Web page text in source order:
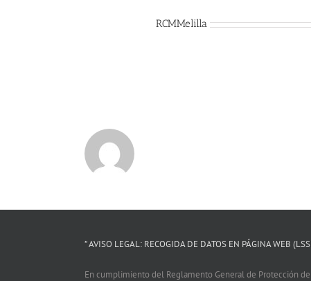
RCMMelilla
” AVISO LEGAL: RECOGIDA DE DATOS EN PÁGINA WEB
En cumplimiento del Reglamento General de Protección